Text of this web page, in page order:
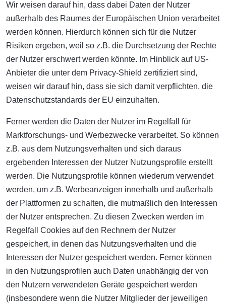
Wir weisen darauf hin, dass dabei Daten der Nutzer
außerhalb des Raumes der Europäischen Union verarbeitet
werden können. Hierdurch können sich für die Nutzer
Risiken ergeben, weil so z.B. die Durchsetzung der Rechte
der Nutzer erschwert werden könnte. Im Hinblick auf US-
Anbieter die unter dem Privacy-Shield zertifiziert sind,
weisen wir darauf hin, dass sie sich damit verpflichten, die
Datenschutzstandards der EU einzuhalten.
Ferner werden die Daten der Nutzer im Regelfall für
Marktforschungs- und Werbezwecke verarbeitet. So können
z.B. aus dem Nutzungsverhalten und sich daraus
ergebenden Interessen der Nutzer Nutzungsprofile erstellt
werden. Die Nutzungsprofile können wiederum verwendet
werden, um z.B. Werbeanzeigen innerhalb und außerhalb
der Plattformen zu schalten, die mutmaßlich den Interessen
der Nutzer entsprechen. Zu diesen Zwecken werden im
Regelfall Cookies auf den Rechnern der Nutzer
gespeichert, in denen das Nutzungsverhalten und die
Interessen der Nutzer gespeichert werden. Ferner können
in den Nutzungsprofilen auch Daten unabhängig der von
den Nutzern verwendeten Geräte gespeichert werden
(insbesondere wenn die Nutzer Mitglieder der jeweiligen